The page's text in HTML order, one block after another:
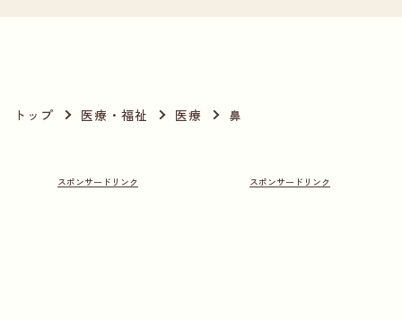
トップ 医療・福祉 医療 鼻